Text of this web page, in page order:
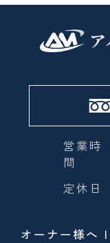
営業時
間
定休日
オーナー様へ